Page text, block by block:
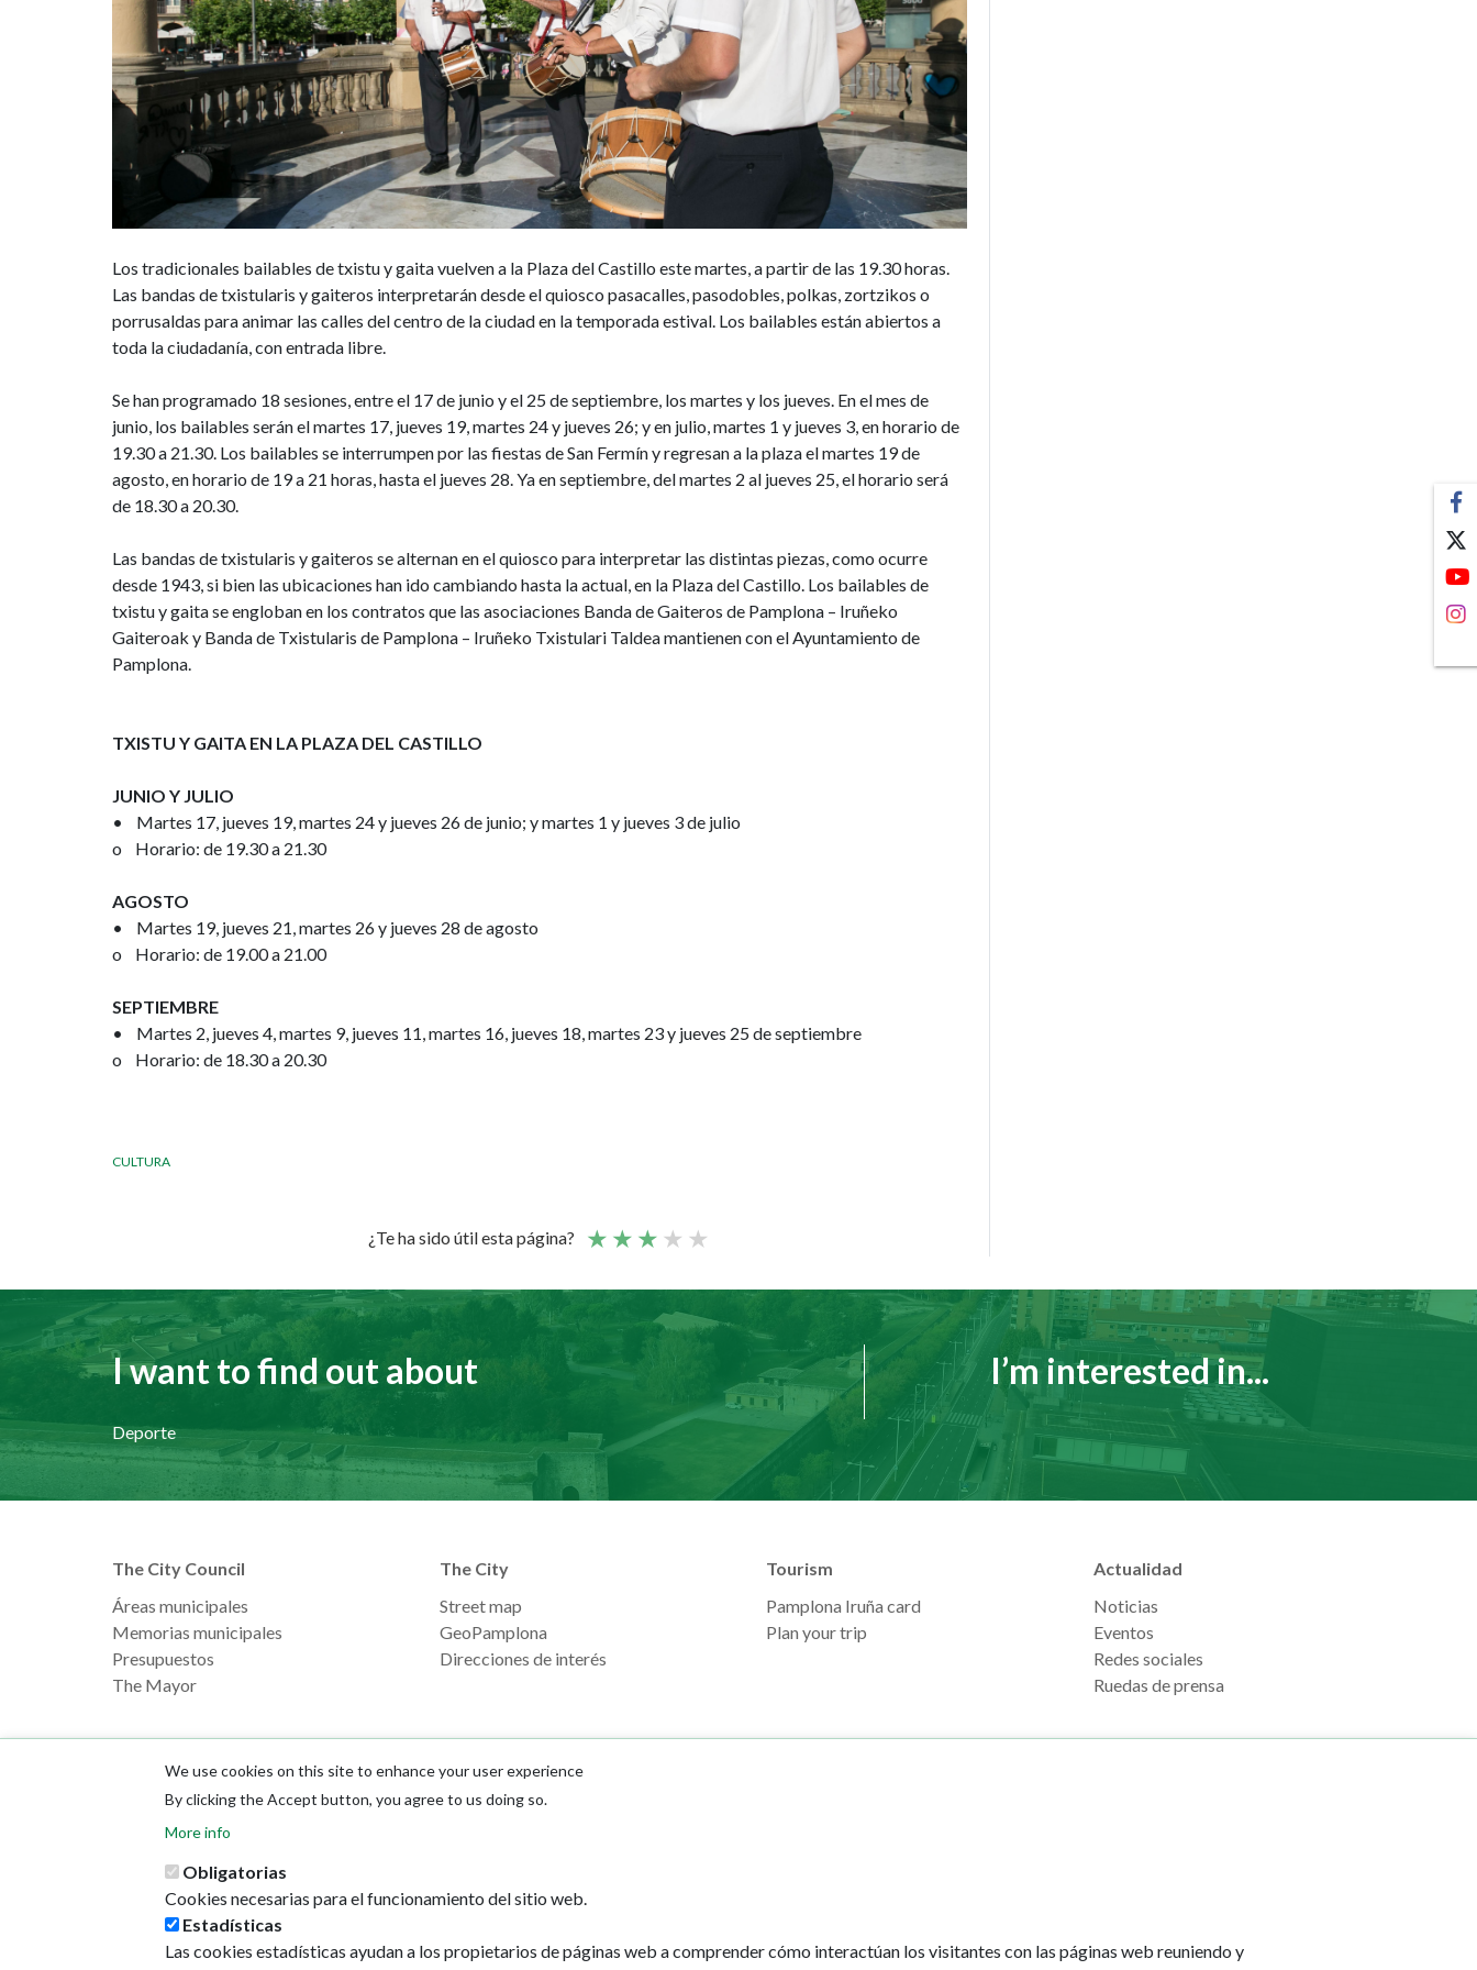
horario
de
19.30
a
21.30
Los tradicionales bailables de txistu y gaita vuelven a la Plaza del Castillo este martes, a partir de las 19.30 horas.
Las bandas de txistularis y gaiteros interpretarán desde el quiosco pasacalles, pasodobles, polkas, zortzikos o
porrusaldas para animar las calles del centro de la ciudad en la temporada estival. Los bailables están abiertos a
toda la ciudadanía, con entrada libre.
Se han programado 18 sesiones, entre el 17 de junio y el 25 de septiembre, los martes y los jueves. En el mes de
junio, los bailables serán el martes 17, jueves 19, martes 24 y jueves 26; y en julio, martes 1 y jueves 3, en horario de
19.30 a 21.30. Los bailables se interrumpen por las fiestas de San Fermín y regresan a la plaza el martes 19 de
agosto, en horario de 19 a 21 horas, hasta el jueves 28. Ya en septiembre, del martes 2 al jueves 25, el horario será
de 18.30 a 20.30.
Las bandas de txistularis y gaiteros se alternan en el quiosco para interpretar las distintas piezas, como ocurre
desde 1943, si bien las ubicaciones han ido cambiando hasta la actual, en la Plaza del Castillo. Los bailables de
txistu y gaita se engloban en los contratos que las asociaciones Banda de Gaiteros de Pamplona – Iruñeko
Gaiteroak y Banda de Txistularis de Pamplona – Iruñeko Txistulari Taldea mantienen con el Ayuntamiento de
Pamplona.
TXISTU Y GAITA EN LA PLAZA DEL CASTILLO
JUNIO Y JULIO
• Martes 17, jueves 19, martes 24 y jueves 26 de junio; y martes 1 y jueves 3 de julio
o Horario: de 19.30 a 21.30
AGOSTO
• Martes 19, jueves 21, martes 26 y jueves 28 de agosto
o Horario: de 19.00 a 21.00
SEPTIEMBRE
• Martes 2, jueves 4, martes 9, jueves 11, martes 16, jueves 18, martes 23 y jueves 25 de septiembre
o Horario: de 18.30 a 20.30
CULTURA
¿Te ha sido útil esta página?
I want to find out about
Deporte
I’m interested in...
The City Council
Áreas municipales
Memorias municipales
Presupuestos
The Mayor
The City
Street map
GeoPamplona
Direcciones de interés
Tourism
Pamplona Iruña card
Plan your trip
Actualidad
Noticias
Eventos
Redes sociales
Ruedas de prensa
31001 - Pamplona
Política de privacidad
We use cookies on this site to enhance your user experience
By clicking the Accept button, you agree to us doing so.
More info
Obligatorias
Cookies necesarias para el funcionamiento del sitio web.
Estadísticas
Las cookies estadísticas ayudan a los propietarios de páginas web a comprender cómo interactúan los visitantes con las páginas web reuniendo y